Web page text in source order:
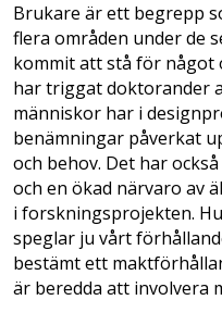
Brukare är ett begrepp
flera områden under de
kommit att stå för något
har triggat doktorander
människor har i
benämningar påverkat
och behov. Det har
och en ökad närvaro av
i forskningsprojekten.
speglar ju vårt
bestämt ett
är beredda att involvera